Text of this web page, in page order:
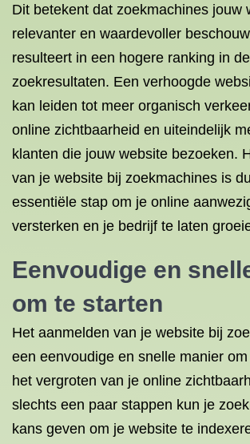
Dit betekent dat zoekmachines jouw
relevanter en waardevoller
resulteert in een hogere ranking in de
zoekresultaten. Een verhoogde
kan leiden tot meer organisch
online zichtbaarheid en uiteindelijk
klanten die jouw website bezoeken.
van je website bij zoekmachines is
essentiële stap om je online
versterken en je bedrijf te laten
Eenvoudige en
om te starten
Het aanmelden van je website bij
een eenvoudige en snelle manier
het vergroten van je online
slechts een paar stappen kun je
kans geven om je website te